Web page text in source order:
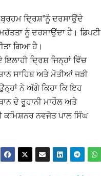
ਦ੍ਰਿਸ਼”ਨੂੰ ਦਰਸਾਉਂਦੇ
ਨੂੰ ਦਰਸਾਉਂਦਾ ਹੈ। ਡਿਪਟੀ
ਗਿਆ ਹੈ।
ਦ੍ਰਿਸ਼ ਜਿਨ੍ਹਾਂ ਵਿੱਚ
ਸਾਹਿਬ ਅਤੇ ਮੋਤੀਆਂ ਜੜੀ
ਨੇ ਅੱਗੇ ਕਿਹਾ ਕਿ ਇਹ
ਦੇ ਰੂਹਾਨੀ ਮਾਹੌਲ ਅਤੇ
ਕਮਿਸ਼ਨਰ ਨਵਜੋਤ ਪਾਲ ਸਿੰਘ